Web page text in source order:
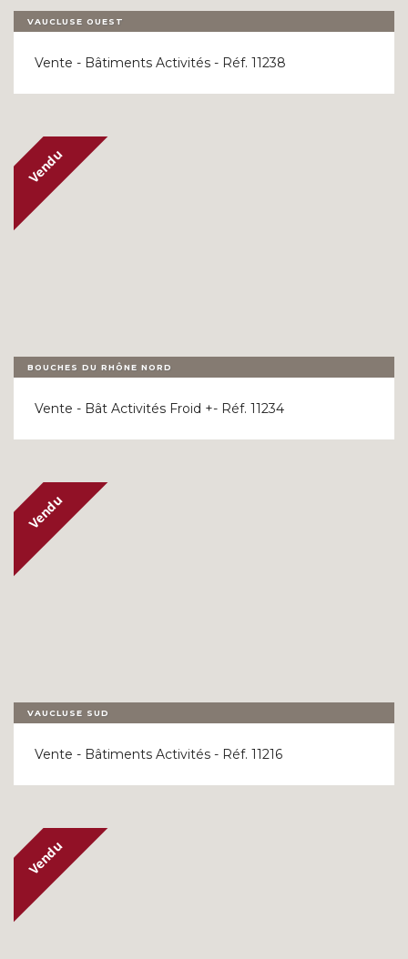
VAUCLUSE OUEST
Vente - Bâtiments Activités - Réf. 11238
BOUCHES DU RHÔNE NORD
Vente - Bât Activités Froid +- Réf. 11234
VAUCLUSE SUD
Vente - Bâtiments Activités - Réf. 11216